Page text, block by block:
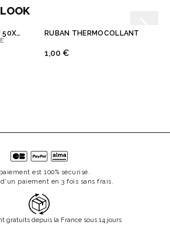
HOUSSE DE COUSSIN 50X50 CM
RUBAN THERMOCOLLANT
1,00 €
est 100% sécurisé.
paiement en 3 fois sans frais.
gratuits depuis la France sous 14 jours